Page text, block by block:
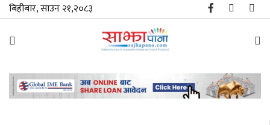
बिहीबार, साउन २१,२०८३
समाचार